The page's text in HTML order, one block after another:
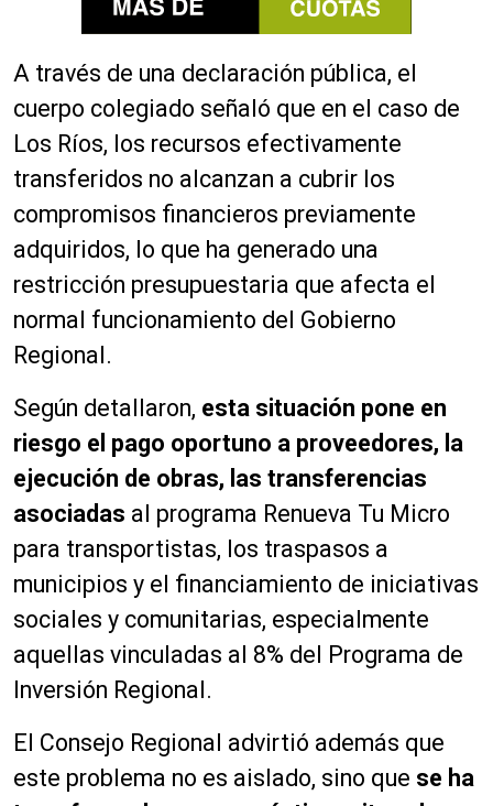
A través de una declaración pública, el
cuerpo colegiado señaló que en el caso de
Los Ríos, los recursos efectivamente
transferidos no alcanzan a cubrir los
compromisos financieros previamente
adquiridos, lo que ha generado una
restricción presupuestaria que afecta el
normal funcionamiento del Gobierno
Regional.
Según detallaron, esta situación pone en
riesgo el pago oportuno a proveedores, la
ejecución de obras, las transferencias
asociadas al programa Renueva Tu Micro
para transportistas, los traspasos a
municipios y el financiamiento de iniciativas
sociales y comunitarias, especialmente
aquellas vinculadas al 8% del Programa de
Inversión Regional.
El Consejo Regional advirtió además que
este problema no es aislado, sino que se ha